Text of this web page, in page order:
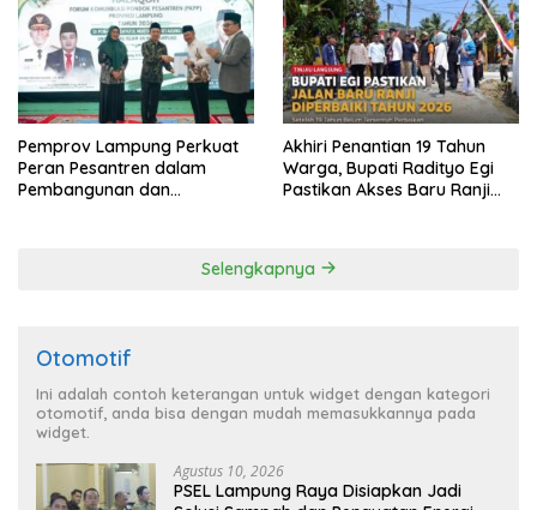
Pemprov Lampung Perkuat
Peran Pesantren dalam
Pembangunan dan
Akhiri Penantian 19 Tahun
Warga, Bupati Radityo Egi
Pastikan Akses Baru Ranji
Selengkapnya
Otomotif
Ini adalah contoh keterangan untuk widget dengan kategori
otomotif, anda bisa dengan mudah memasukkannya pada
widget.
Agustus 10, 2026
PSEL Lampung Raya Disiapkan Jadi